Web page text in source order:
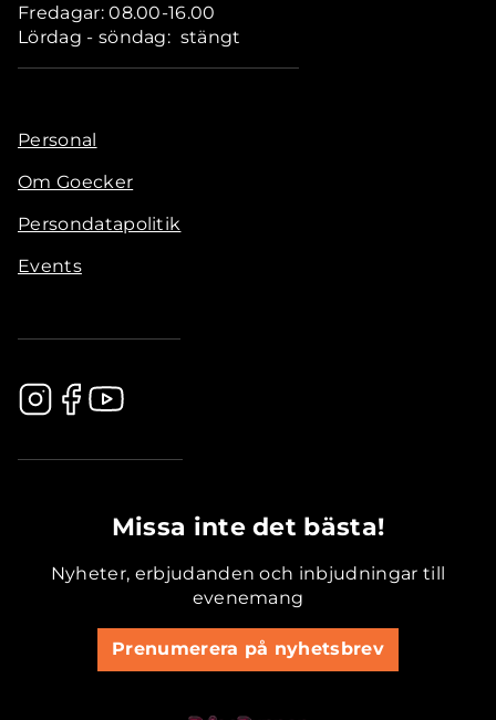
Fredagar: 08.00-16.00
Lördag - söndag: stängt
Personal
Om Goecker
Persondatapolitik
Events
Missa inte det bästa!
Nyheter, erbjudanden och inbjudningar till
evenemang
Prenumerera på nyhetsbrev